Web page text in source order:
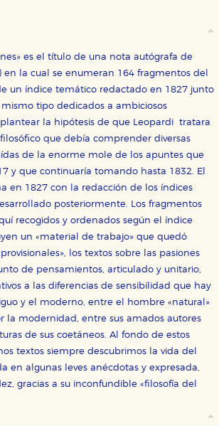
es el título de una nota autógrafa de
en la cual se enumeran 164 fragmentos del
un índice temático redactado en 1827 junto
tipo dedicados a ambiciosos
la hipótesis de que Leopardi tratara
que debía comprender diversas
de la enorme mole de los apuntes que
y que continuaría tomando hasta 1832. El
en 1827 con la redacción de los índices
posteriormente. Los fragmentos
recogidos y ordenados según el índice
un «material de trabajo» que quedó
los textos sobre las pasiones
de pensamientos, articulado y unitario,
a las diferencias de sensibilidad que hay
y el moderno, entre el hombre «natural»
la modernidad, entre sus amados autores
de sus coetáneos. Al fondo de estos
textos siempre descubrimos la vida del
en algunas leves anécdotas y expresada,
gracias a su inconfundible «filosofía del
TODO RECHAZAR TODO
y no es posible deshabilitarlas desde
Es posible hacerlo desde el
en ese caso es posible que algunas
web dejen de funcionar
y analíticas
se utilizan para mejorar su experiencia
y optimizar el funcionamiento de
web. Almacenan configuraciones de
que no tenga que reconfigurarlos cada
y redes sociales
son gestionadas por nuestros socios
se utilizan para mostrar publicidad
sus intereses en otros sitios. No
información personal sino
en la identificación única de su
dispositivo de internet.